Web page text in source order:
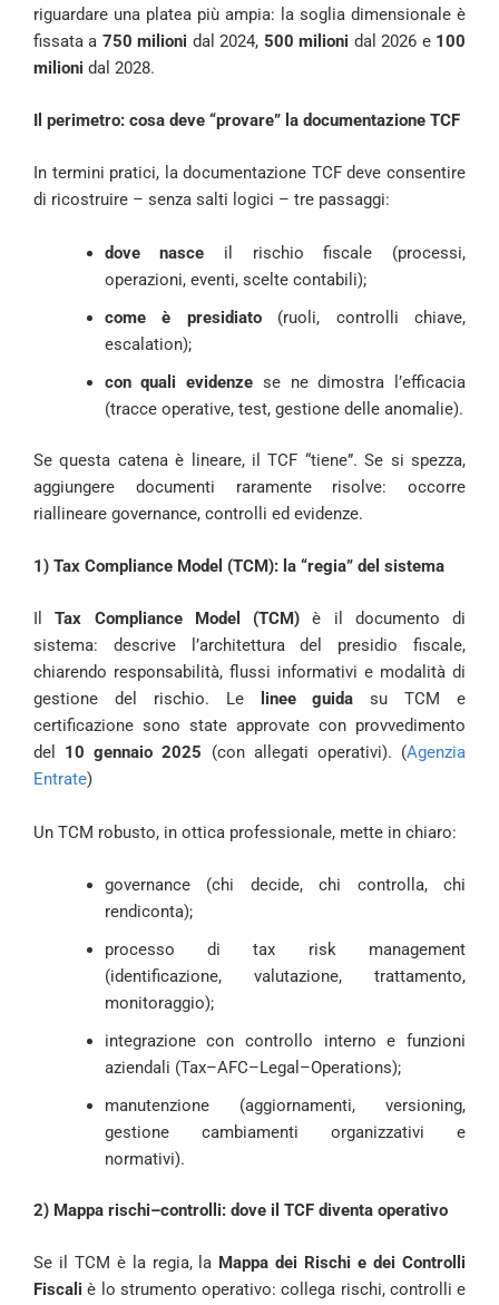
riguardare una platea più ampia: la soglia dimensionale è
fissata a 750 milioni dal 2024, 500 milioni dal 2026 e 100
milioni dal 2028.
Il perimetro: cosa deve “provare” la documentazione TCF
In termini pratici, la documentazione TCF deve consentire
di ricostruire – senza salti logici – tre passaggi:
dove nasce il rischio fiscale (processi,
operazioni, eventi, scelte contabili);
come è presidiato(ruoli, controlli chiave,
escalation);
con quali evidenze se ne dimostra l’efficacia
(tracce operative, test, gestione delle anomalie).
Se questa catena è lineare, il TCF “tiene”. Se si spezza,
aggiungere documenti raramente risolve: occorre
riallineare governance, controlli ed evidenze.
1) Tax Compliance Model (TCM): la “regia” del sistema
IlTax Compliance Model (TCM) è il documento di
sistema: descrive l’architettura del presidio fiscale,
chiarendo responsabilità, flussi informativi e modalità di
gestione del rischio. Le
linee guida su TCM e
certificazione sono state approvate con provvedimento
del 10 gennaio 2025 (con allegati operativi). (Agenzia
Entrate)
Un TCM robusto, in ottica professionale, mette in chiaro:
governance (chi decide, chi controlla, chi
rendiconta);
processo di tax risk management
(identificazione, valutazione, trattamento,
monitoraggio);
integrazione con controllo interno e funzioni
aziendali (Tax–AFC–Legal–Operations);
manutenzione (aggiornamenti, versioning,
gestione cambiamenti organizzativi e
normativi).
2) Mappa rischi–controlli: dove il TCF diventa operativo
Se il TCM è la regia, la Mappa dei Rischi e dei Controlli
Fiscali è lo strumento operativo: collega rischi, controlli e